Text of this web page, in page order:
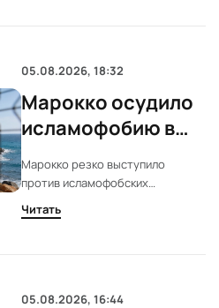
меры безопасности в Сеуте.
05.08.2026, 18:32
Марокко осудило
исламофобию в
спорах о кризисе в
Сеуте
Марокко резко выступило
против исламофобских
настроений в обсуждении
ситуации в Сеуте и Мелилье.
поиску решений.
Читать
05.08.2026, 16:44